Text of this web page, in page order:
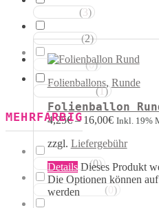
Folienballons, Runde
Folienballon
4,25€–16,00€ Inkl. 19%
zzgl. Liefergebühr
Details Dieses Produkt
Die Optionen können
werden
( 3)
Grüntöne (2)
Brauntöne (0)
Schwarztöne (1)
MEHRFARBIG
Rosa Weiss (0)
Schwarz Weiss ( )